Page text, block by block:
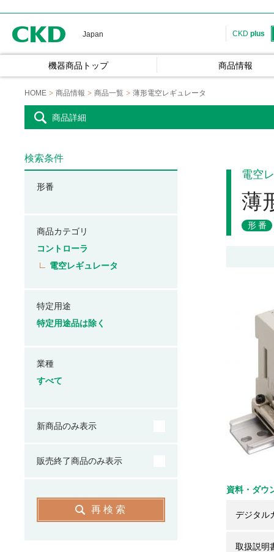
Japan CKD plus
機器商品トップ 商品情報
HOME 商品情報 商品一覧 薄形電空レギュレータ
商品詳細
電空
薄
形番
資料・ダウ
デジタル
取扱説明
検索条件
形番
商品カテゴリ
コントローラ
電空レギュレータ
特定用途
特定用途品は除く
業種
すべて
新商品のみ表示
販売終了商品のみ表示
再検索